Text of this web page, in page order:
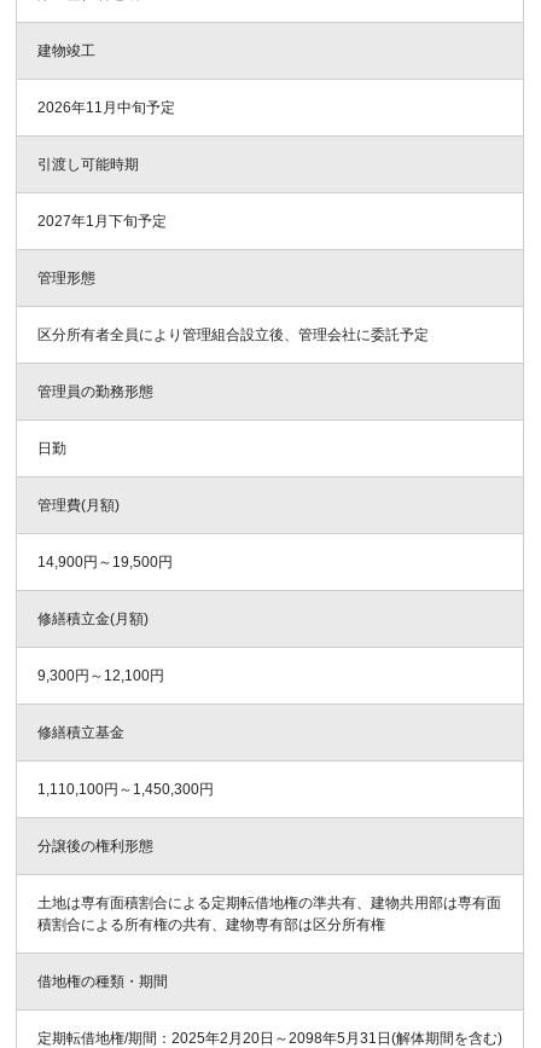
建物竣工
2026年11月中旬予定
引渡し可能時期
2027年1月下旬予定
管理形態
区分所有者全員により管理組合設立後、管理会社に委託予定
管理員の勤務形態
日勤
管理費(月額)
14,900円～19,500円
修繕積立金(月額)
9,300円～12,100円
修繕積立基金
1,110,100円～1,450,300円
分譲後の権利形態
土地は専有面積割合による定期転借地権の準共有、建物共用部は専有面
積割合による所有権の共有、建物専有部は区分所有権
借地権の種類・期間
定期転借地権/期間：2025年2月20日～2098年5月31日(解体期間を含む)